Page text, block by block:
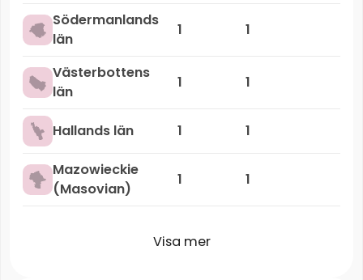
Södermanlands
län
1 1
Västerbottens
län
1 1
Hallands län 1 1
Mazowieckie
(Masovian)
1 1
Visa mer